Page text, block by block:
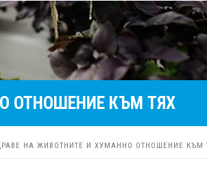
ОТНОШЕНИЕ КЪМ ТЯХ
НА ЖИВОТНИТЕ И ХУМАННО ОТНОШЕНИЕ КЪМ